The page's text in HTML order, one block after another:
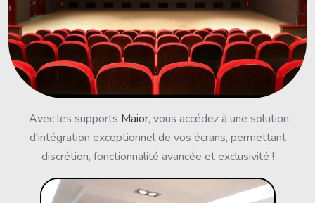
Avec les supports Maior, vous accédez à une solution
d'intégration exceptionnel de vos écrans, permettant
discrétion, fonctionnalité avancée et exclusivité !